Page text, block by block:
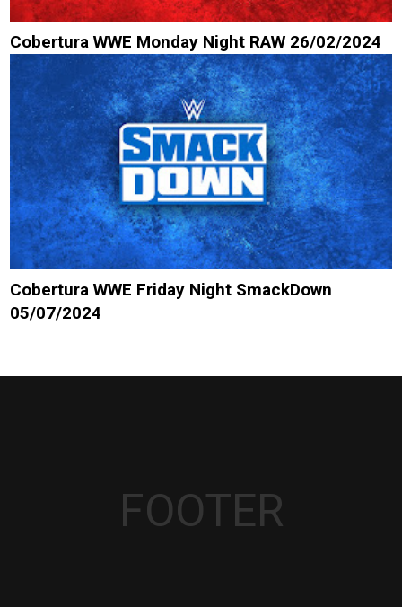
Cobertura WWE Monday Night RAW 26/02/2024
Cobertura WWE Friday Night SmackDown
05/07/2024
FOOTER